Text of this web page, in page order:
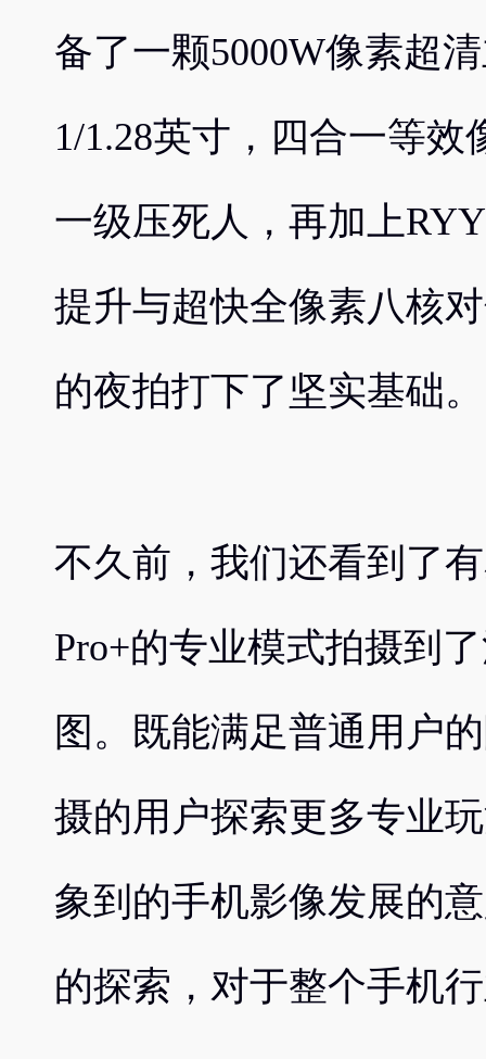
备了一颗5000W像素超
1/1.28英寸，四合一等效
一级压死人，再加上
提升与超快全像素八核
的夜拍打下了坚实基础。
不久前，我们还看到了
Pro+的专业模式拍摄到
图。既能满足普通用户
摄的用户探索更多专业
象到的手机影像发展的
的探索，对于整个手机